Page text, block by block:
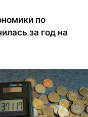
по
за год на